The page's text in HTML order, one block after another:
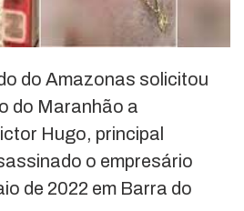
do Amazonas solicitou
do Maranhão a
Hugo, principal
o empresário
de 2022 em Barra do